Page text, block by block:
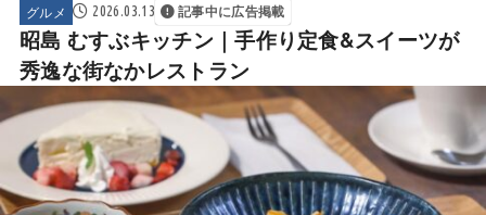
グルメ 2026.03.13 記事中に広告掲載
昭島 むすぶキッチン｜手作り定食&スイーツが
秀逸な街なかレストラン